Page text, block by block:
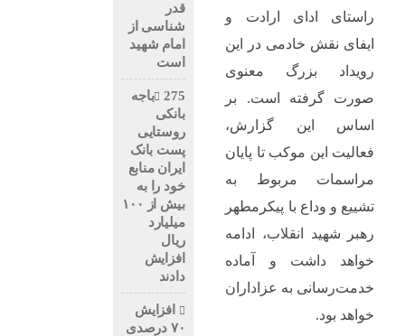
راستای ادای ارادت و
ایفای نقش خادمی در این
رویداد بزرگ معنوی
صورت گرفته است. بر
اساس این گزارش،
فعالیت این موکب تا پایان
مراسمات مربوط به
تشییع و وداع با پیکرمطهر
رهبر شهید انقلاب، ادامه
خواهد داشت و آماده
خدمت‌رسانی به عزاداران
خواهد بود.
قدر
شناسی از
امام شهید
است
275باجه
بانکی
روستایی
پست بانک
ایران منابع
خود را به
بیش از ۱۰۰
میلیارد
ریال
افزایش
دادند
افزایش
۷۰ درصدی